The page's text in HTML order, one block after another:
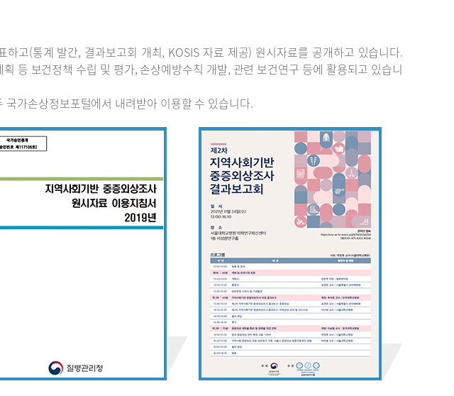
고(통계 발간, 결과보고회 개최, KOSIS 자료 제공) 원시자료를 공개하고 있습니다.
등 보건정책 수립 및 평가, 손상예방수칙 개발, 관련 보건연구 등에 활용되고 있습니
가손상정보포털에서 내려받아 이용할 수 있습니다.